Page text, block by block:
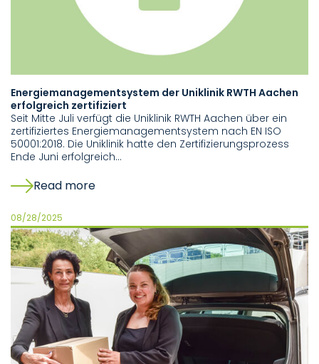
Energiemanagementsystem der Uniklinik RWTH Aachen
erfolgreich zertifiziert
Seit Mitte Juli verfügt die Uniklinik RWTH Aachen über ein
zertifiziertes Energiemanagementsystem nach EN ISO
50001:2018. Die Uniklinik hatte den Zertifizierungsprozess
Ende Juni erfolgreich…
Read more
08/28/2025